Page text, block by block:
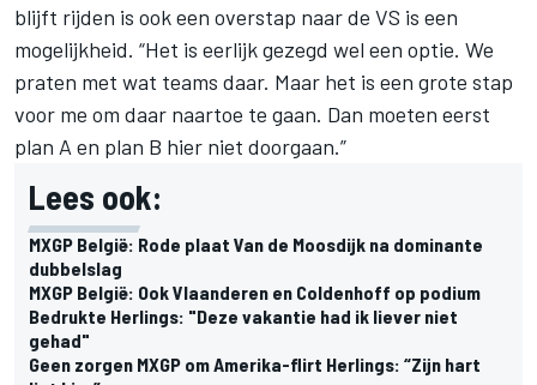
blijft rijden is ook een overstap naar de VS is een
mogelijkheid. “Het is eerlijk gezegd wel een optie. We
praten met wat teams daar. Maar het is een grote stap
voor me om daar naartoe te gaan. Dan moeten eerst
plan A en plan B hier niet doorgaan.”
Lees ook:
MXGP België: Rode plaat Van de Moosdijk na dominante
dubbelslag
MXGP België: Ook Vlaanderen en Coldenhoff op podium
Bedrukte Herlings: "Deze vakantie had ik liever niet
gehad"
Geen zorgen MXGP om Amerika-flirt Herlings: “Zijn hart